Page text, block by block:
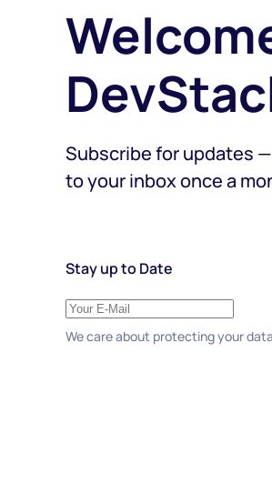
Subscribe for updates
to your inbox once a
Stay up to Date
We care about protecting your